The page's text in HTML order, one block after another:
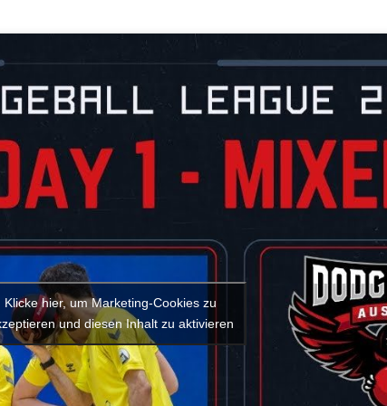
Klicke hier, um Marketing-Cookies zu
und diesen Inhalt zu aktivieren